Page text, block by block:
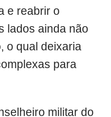
e reabrir o
lados ainda não
o qual deixaria
para
militar do